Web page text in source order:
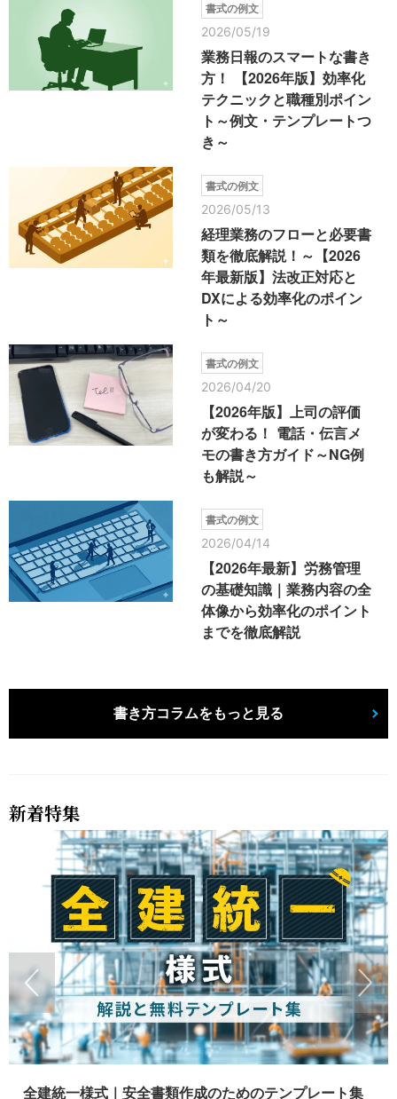
書式の例文
2026/05/19
業務日報のスマートな書き
方！ 【2026年版】効率化
テクニックと職種別ポイン
ト～例文・テンプレートつ
き～
書式の例文
2026/05/13
経理業務のフローと必要書
類を徹底解説！～【2026
年最新版】法改正対応と
DXによる効率化のポイン
ト～
書式の例文
2026/04/20
【2026年版】上司の評価
が変わる！ 電話・伝言メ
モの書き方ガイド～NG例
も解説～
書式の例文
2026/04/14
【2026年最新】労務管理
の基礎知識｜業務内容の全
体像から効率化のポイント
までを徹底解説
書き方コラムをもっと見る
新着特集
全建統一様式｜安全書類作成のためのテンプレート集